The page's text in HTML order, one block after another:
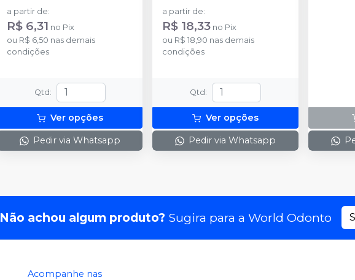
a partir de:
R$ 6,31 no Pix
ou R$ 6,50 nas demais
condições
Qtd :
Ver opções
Pedir via Whatsapp
a partir de:
R$ 18,33 no Pix
ou R$ 18,90 nas demais
condições
Qtd :
Ver opções
Pedir via Whatsapp
Não achou algum produto? Sugira para a World Odonto
Acompanhe nas